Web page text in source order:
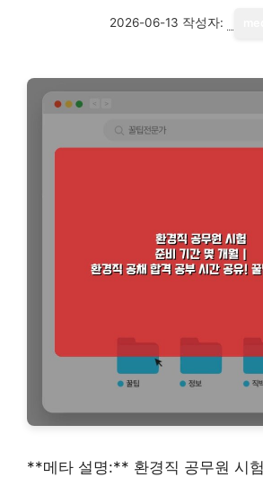
2026-06-13 작성자:
**메타 설명:** 환경직 공무원 시